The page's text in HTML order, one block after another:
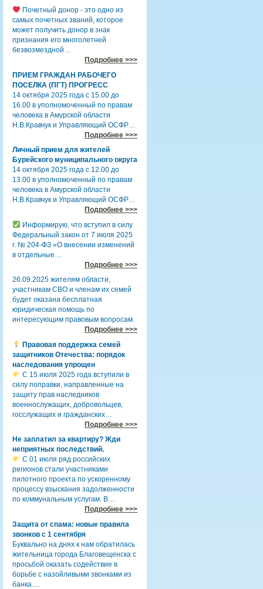
Почетный донор - это одно из
самых почетных званий, которое
может получить донор в знак
признания его многолетней
безвозмездной…
Подробнее >>>
ПРИЕМ ГРАЖДАН РАБОЧЕГО
ПОСЕЛКА (ПГТ) ПРОГРЕСС
14 октября 2025 года с 15.00 до
16.00 в уполномоченный по правам
человека в Амурской области
Н.В.Кравчук и Управляющий ОСФР…
Подробнее >>>
Личный прием для жителей
Бурейского муниципального округа
14 октября 2025 года с 12.00 до
13.00 в уполномоченный по правам
человека в Амурской области
Н.В.Кравчук и Управляющий ОСФР…
Подробнее >>>
Информирую, что вступил в силу
Федеральный закон от 7 июля 2025
г. № 204-ФЗ «О внесении изменений
в отдельные…
Подробнее >>>
26.09.2025 жителям области,
участникам СВО и членам их семей
будет оказана бесплатная
юридическая помощь по
интересующим правовым вопросам.
Подробнее >>>
Правовая поддержка семей
защитников Отечества: порядок
наследования упрощен
С 15 июля 2025 года вступили в
силу поправки, направленные на
защиту прав наследников
военнослужащих, добровольцев,
госслужащих и гражданских…
Подробнее >>>
Не заплатил за квартиру? Жди
неприятных последствий.
С 01 июля ряд российских
регионов стали участниками
пилотного проекта по ускоренному
процессу взыскания задолженности
по коммунальным услугам. В…
Подробнее >>>
Защита от спама: новые правила
звонков с 1 сентября
Буквально на днях к нам обратилась
жительница города Благовещенска с
просьбой оказать содействие в
борьбе с назойливыми звонками из
банка.…